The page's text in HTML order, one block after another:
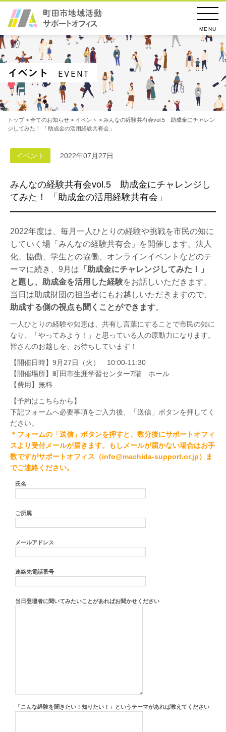
MENU
イベント EVENT
トップ> 全てのお知らせ > イベント > みんなの経験共有会vol.5 助成金にチャレン
ジしてみた！ 「助成金の活用経験共有会」
イベント 2022年07月27日
みんなの経験共有会vol.5 助成金にチャレンジし
てみた！ 「助成金の活用経験共有会」
2022年度は、毎月一人ひとりの経験や挑戦を市民の知に
していく場「みんなの経験共有会」を開催します。法人
化、協働、学生との協働、オンラインイベントなどのテ
ーマに続き、9月は 「助成金にチャレンジしてみた！」
と題し、助成金を活用した経験をお話しいただきます。
当日は助成財団の担当者にもお越しいただきますので、
助成する側の視点も聞くことができます。
一人ひとりの経験や知恵は、共有し言葉にすることで市民の知に
なり、
「やってみよう！」と思っている人の原動力になります。
皆さんのお越しを、お待ちしています！
【開催日時】9月27日（火） 10:00-11:30
【開催場所】町田市生涯学習センター7階 ホール
【費用】無料
【予約はこちらから】
下記フォームへ必要事項をご入力後、「送信」ボタンを押してく
ださい。
＊フォームの「送信」ボタンを押すと、数分後にサポートオフィ
スより受付メールが届きます。もしメールが届かない場合はお手
数ですがサポートオフィス（info@machida-support.or.jp）ま
でご連絡ください。
氏名
ご所属
メールアドレス
連絡先電話番号
当日登壇者に聞いてみたいことがあればお聞かせください
「こんな経験を聞きたい！知りたい！」というテーマがあれば教えてください